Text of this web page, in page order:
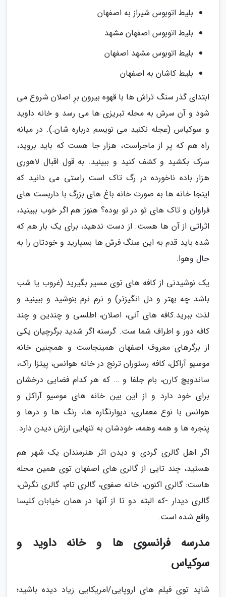
بلیط اتوبوس شیراز به اصفهان
بلیط اتوبوس اصفهان مشهد
بلیط اتوبوس مشهد اصفهان
بلیط کاشان به اصفهان
ابتدای گذر سنگ تراش ها با قهوه بیرون برِ اصلان شروع می
شود و آن سرش به محله تبریزی ها می رسد و خانه داوید
و سوکیاس (عجله نکنید می نویسم درباره شان.). در میانه
راه هم که پر از ماجراست، هزار جا هست که باید بروید،
سرک بکشید و کشف کنید و ببینید. به قول اقبال لاهوری
هزار باده ناخورده در رگ تاک است راستی می دانید که
اینجا خانه ها به صورت خانه باغ های بزرگ با داربست های
فراوان و تاک های تو در تو بوده؟ هنوز هم اگر خوب ببینید،
اثراتی از آن ها هست. از دست ندهید، برای یک بار هم که
شده باید قدم به این سنگ فرش ها بسپارید و خودتان را به
حال وهوا.
یک نوشیدنی از کافه های توی مسیر بگیرید (غروب یا شب
باشد چه بهتر و دل انگیزتر) و نرم نرم بنوشید و ببینید و
لذت ببرید.کافه های آنی، اصلان، اطلسی و چندین و چند
کافه دور و اطراف شما ست. گرسنه اگر شدید برگرچیان یکی
از برگرهای معروف اصفهان همینجاست و همچنین خانه
موسیو آراکل، کافه رستوران ترنج در خانه هوانس، پیتزا راک،
ساندویچ کارن، بام جلفا و … که هر کدام فضایی درخشان
برای خود دارد و از این بین خانه های موسیو آراکل و
هوانس با نوع معماری، دیوارنگاره ها، رنگ ها و درها و
پنجره ها و همه وهمه، خودشان به تنهایی ارزش دیدن دارد.
اگر اهل گالری گردی و دیدن اثر هنرمندان یک شهر هم
هستید، چند تایی از گالری های اصفهان توی همین محله
هاست: گالری اکنون، خانه صفوی، گالری تام، گالری نگرش،
گالری دیدار -که البته دو تا از آنها در همان خیابان کلیسا
واقع شده است.
مدرسه فرانسوی ها و خانه داوید و
سوکیاس
شاید توی فیلم های اروپایی/امریکایی زیاد دیده باشید؛